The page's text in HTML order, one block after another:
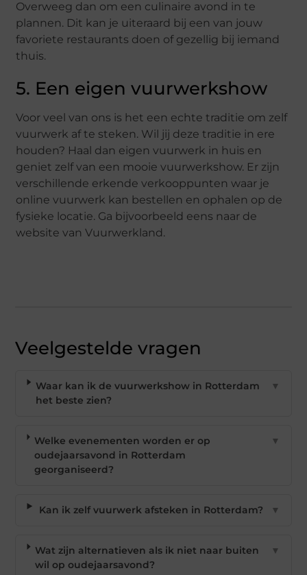
Overweeg dan om een culinaire avond in te
plannen. Dit kan je uiteraard bij een van jouw
favoriete restaurants doen of gezellig bij iemand
thuis.
5. Een eigen vuurwerkshow
Voor veel van ons is het een echte traditie om zelf
vuurwerk af te steken. Wil jij deze traditie in ere
houden? Haal dan eigen vuurwerk in huis en
geniet zelf van een mooie vuurwerkshow. Er zijn
verschillende erkende verkooppunten waar je
online vuurwerk kan bestellen en ophalen op de
fysieke locatie. Ga bijvoorbeeld eens naar de
website van Vuurwerkland.
Veelgestelde vragen
Waar kan ik de vuurwerkshow in Rotterdam
het beste zien?
▼
Welke evenementen worden er op
oudejaarsavond in Rotterdam
georganiseerd?
▼
Kan ik zelf vuurwerk afsteken in Rotterdam? ▼
Wat zijn alternatieven als ik niet naar buiten
wil op oudejaarsavond?
▼